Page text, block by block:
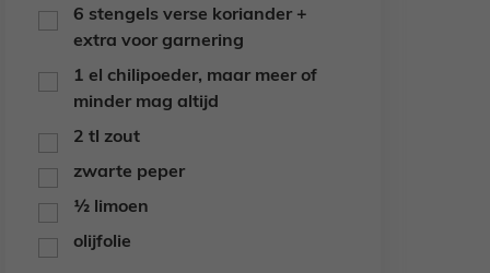
▢
6 stengels verse koriander +
extra voor garnering
▢
1 el chilipoeder, maar meer of
minder mag altijd
▢
2 tl zout
▢
zwarte peper
▢
½ limoen
▢
olijfolie